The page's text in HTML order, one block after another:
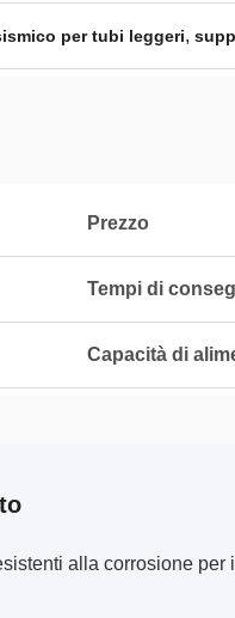
per tubi leggeri,
Prezzo
Tempi di
Capacità di
alla corrosione per